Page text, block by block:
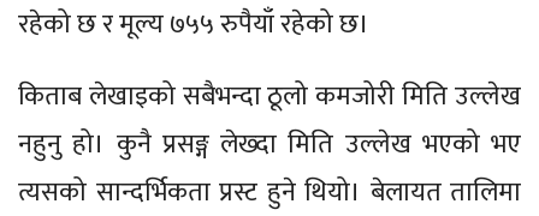
रहेको छ र मूल्य ७५५ रुपैयाँ रहेको छ।
किताब लेखाइको सबैभन्दा ठूलो कमजोरी मिति उल्लेख
नहुनु हो। कुनै प्रसङ्ग लेख्दा मिति उल्लेख भएको भए
त्यसको सान्दर्भिकता प्रस्ट हुने थियो। बेलायत तालिमा